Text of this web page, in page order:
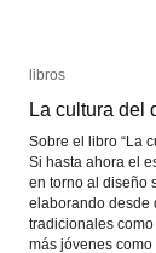
libros
La cultura del
Sobre el libro “La
Si hasta ahora el
en torno al diseño
elaborando desde
tradicionales
más jóvenes
libros
La cultura del